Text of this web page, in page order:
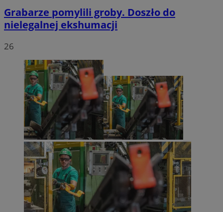
Grabarze pomylili groby. Doszło do
nielegalnej ekshumacji
26